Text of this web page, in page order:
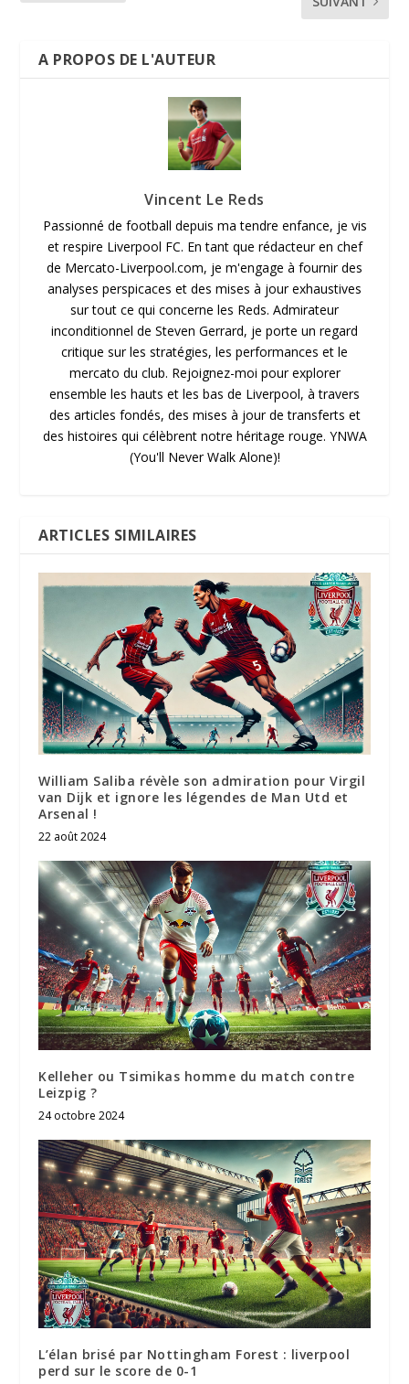
A PROPOS DE L'AUTEUR
Vincent Le Reds
Passionné de football depuis ma tendre enfance, je vis
et respire Liverpool FC. En tant que rédacteur en chef
de Mercato-Liverpool.com, je m'engage à fournir des
analyses perspicaces et des mises à jour exhaustives
sur tout ce qui concerne les Reds. Admirateur
inconditionnel de Steven Gerrard, je porte un regard
critique sur les stratégies, les performances et le
mercato du club. Rejoignez-moi pour explorer
ensemble les hauts et les bas de Liverpool, à travers
des articles fondés, des mises à jour de transferts et
des histoires qui célèbrent notre héritage rouge. YNWA
(You'll Never Walk Alone)!
ARTICLES SIMILAIRES
William Saliba révèle son admiration pour Virgil
van Dijk et ignore les légendes de Man Utd et
Arsenal !
22 août 2024
Kelleher ou Tsimikas homme du match contre
Leizpig ?
24 octobre 2024
L’élan brisé par Nottingham Forest : liverpool
perd sur le score de 0-1